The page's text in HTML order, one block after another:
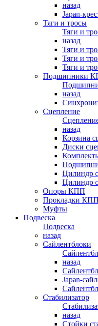
назад
Japan-
Тяги и тросы
Тяги и
назад
Тяги и
Тяги и
Тяги и
Подшипники
назад
Сцепление
назад
Корзина
Диски
Цилиндр
Цилиндр
Опоры КПП
Прокладки КПП
Муфты
Подвеска
Подвеска
назад
Сайлентблоки
назад
Japan-
Стабилизатор
назад
Стойки